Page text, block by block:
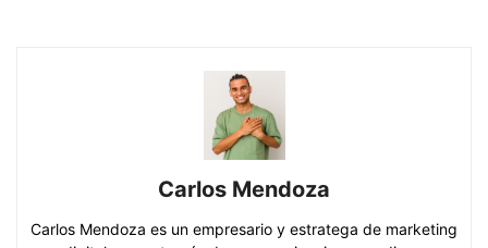
Carlos Mendoza
Carlos Mendoza es un empresario y estratega de marketing